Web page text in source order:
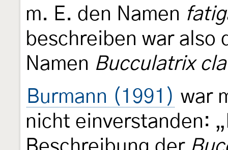
m. E. den Namen
beschreiben war also
Namen Bucculatrix
Burmann (1991) war
nicht einverstanden: